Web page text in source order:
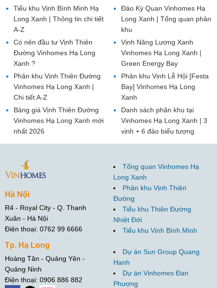
Đảo Kỳ Quan Vinhomes Hạ
Long Xanh | Tổng quan phân
khu
Vịnh Năng Lượng Xanh
Vinhomes Hạ Long Xanh |
Green Energy Bay
Phân khu Vịnh Lễ Hội [Festa
Bay] Vinhomes Hạ Long
Xanh
Danh sách phân khu tại
Vinhomes Hạ Long Xanh | 3
vịnh + 6 đảo biểu tượng
Tiểu khu Vịnh Bình Minh Hạ
Long Xanh | Thông tin chi tiết
A-Z
Có nên đầu tư Vịnh Thiên
Đường Vinhomes Hạ Long
Xanh ?
Phân khu Vịnh Thiên Đường
Vinhomes Hạ Long Xanh |
Chi tiết A-Z
Bảng giá Vịnh Thiên Đường
Vinhomes Hạ Long Xanh mới
nhất 2026
Hà Nội
R4 - Royal City - Q. Thanh
Xuân - Hà Nội
Điện thoại: 0762 99 6666
Tp. Hạ Long
Hoàng Tân - Quảng Yên -
Quảng Ninh
Điện thoại: 0906 886 882
Tổng quan Vinhomes Hạ
Long Xanh
Phân khu Vịnh Thiên
Đường
Tiểu khu Thiên Đường
Nhiệt Đới
Tiểu khu Vịnh Bình Minh
Dự án Sun Group Quang
Hanh
Dự án Vinhomes Đan
Phượng